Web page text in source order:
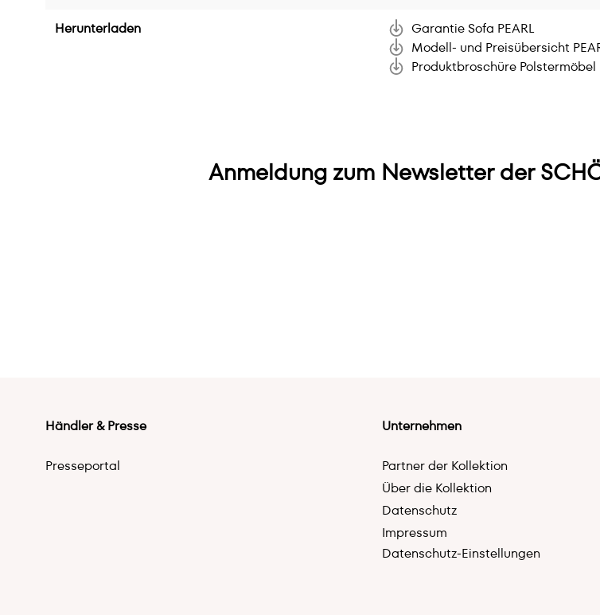
Herunterladen
Garantie Sofa PEARL
Modell- und Preisübersicht
Produktbroschüre Polstermöbel
Anmeldung zum Newsletter der
Händler & Presse
Presseportal
Unternehmen
Partner der Kollektion
Über die Kollektion
Datenschutz
Impressum
Datenschutz-Einstellungen